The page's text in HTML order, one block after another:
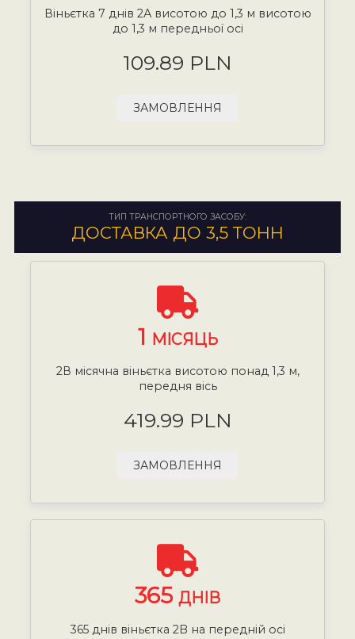
Віньєтка 7 днів 2А висотою до 1,3 м висотою
до 1,3 м передньої осі
109.89 PLN
ЗАМОВЛЕННЯ
ТИП ТРАНСПОРТНОГО ЗАСОБУ:
ДОСТАВКА ДО 3,5 ТОНН
1 МІСЯЦЬ
2В місячна віньєтка висотою понад 1,3 м,
передня вісь
419.99 PLN
ЗАМОВЛЕННЯ
365 ДНІВ
365 днів віньєтка 2B на передній осі